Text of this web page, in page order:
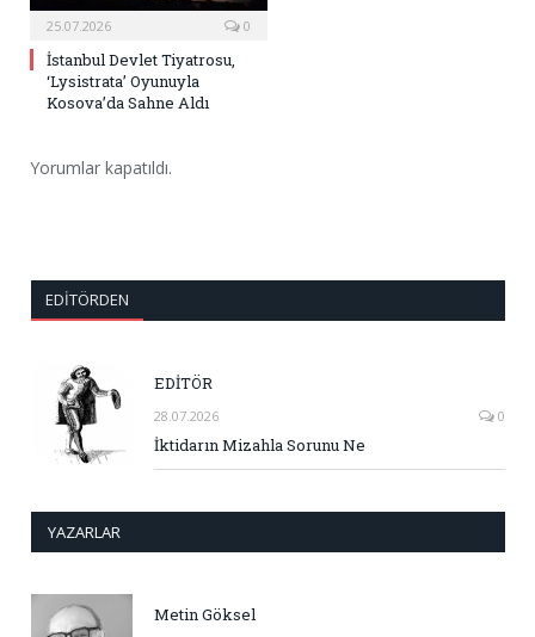
25.07.2026 0
İstanbul Devlet Tiyatrosu,
‘Lysistrata’ Oyunuyla
Kosova’da Sahne Aldı
Yorumlar kapatıldı.
EDITÖRDEN
EDİTÖR
28.07.2026 0
İktidarın Mizahla Sorunu Ne
YAZARLAR
Metin Göksel